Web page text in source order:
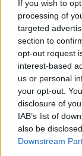
If you wish to
processing of
targeted
section to
opt-out request
interest-based
us or personal
your opt-out.
disclosure of
IAB’s list of
also be
Downstream